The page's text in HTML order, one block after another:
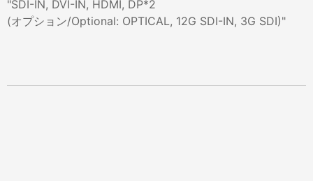
"SDI-IN, DVI-IN, HDMI, DP*2
(オプション/Optional: OPTICAL, 12G SDI-IN, 3G SDI)"